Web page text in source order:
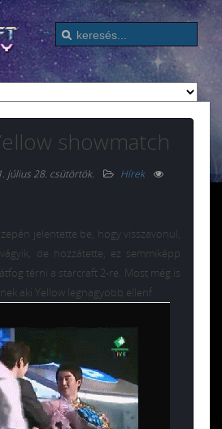
showmatch
július 28. csütörtök.
Hírek
jelentette be, hogy visszavonul,
de hozzátette, ez semmiképp
térni a starcraft 2-re. Most még is
aki Yellow legnagyobb ellenf